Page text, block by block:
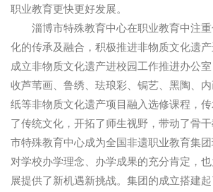
职业教育更快更好发展。
淄博市特殊教育中心在职业教育中注重
化的传承及融合，积极推进非物质文化遗
成立非物质文化遗产进校园工作推进办公
收芦苇画、鲁绣、珐琅彩、锔艺、黑陶、
纸等非物质文化遗产项目融入选修课程，
了传统文化，开拓了师生视野，带动了骨
市特殊教育中心成为全国非遗职业教育集
对学校办学理念、办学成果的充分肯定，
展提供了新机遇新挑战。集团的成立搭建